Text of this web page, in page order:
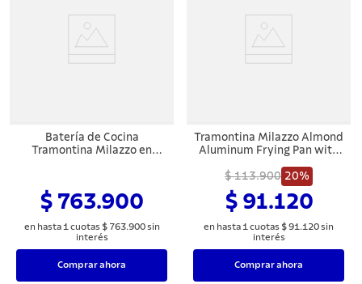
Batería de Cocina
Tramontina Milazzo en
Antiadherente Starflon Max
Almendra 4 Piezas
$ 763.900
en hasta 1 cuotas $ 763.900sin
interés
Comprar ahora
Tramontina Milazzo Almond
Aluminum Frying Pan with
Starflon Max Nonstick
Coating, 20 cm
$ 113.900 20%
$ 91.120
en hasta 1 cuotas $91 .120sin
interés
Comprar ahora